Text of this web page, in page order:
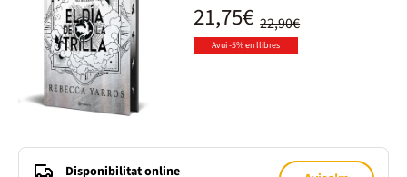
22,90€
21,75€
Avui -5% en llibres
Disponibilitat online